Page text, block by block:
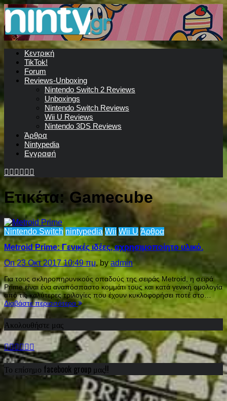
Κεντρική
TikTok!
Forum
Reviews-Unboxing
Nintendo Switch 2 Reviews
Unboxings
Nintendo Switch Reviews
Wii U Reviews
Nintendo 3DS Reviews
Άρθρα
Nintypedia
Εγγραφή
Ετικέτα: Gamecube
Nintendo Switch nintypedia Wii Wii U Άρθρα
Μetroid Prime: Γενικές ιδέες, αχρησιμοποίητo υλικό.
On 23 Οκτ 2017 10:49 πμ, byadmin
Για τους σκληροπηρυνικούς οπαδούς της σειράς Metroid, η σειρά
Prime είναι ένα αναπόσπαστο κομμάτι τους και κατά γενική ομολογία
από τις καλύτερες τριλογίες που έχουν κυκλοφορήσει ποτέ στο…
Διαβάστε περισσότερα
Ακολουθήστε μας
Το επίσημο facebook group μας!!